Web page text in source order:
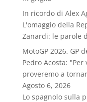
In ricordo di Alex
L'omaggio della
Zanardi: le parole
MotoGP 2026. GP
Pedro Acosta:
proveremo a
Agosto 6, 2026
Lo spagnolo sulla